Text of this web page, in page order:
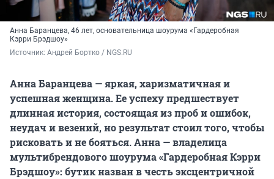
Анна Баранцева, 46 лет, основательница шоурума «Гардеробная
Кэрри Брэдшоу»
Источник: Андрей Бортко / NGS.RU
Анна Баранцева — яркая, харизматичная и
успешная женщина. Ее успеху предшествует
длинная история, состоящая из проб и ошибок,
неудач и везений, но результат стоил того, чтобы
рисковать и не бояться. Анна — владелица
мультибрендового шоурума «Гардеробная Кэрри
Брэдшоу»: бутик назван в честь эксцентричной